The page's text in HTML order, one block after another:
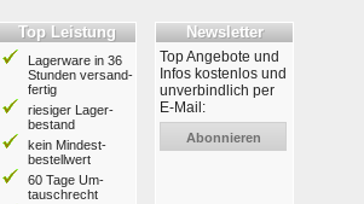
Top Leistung
Lagerware in 36
Stunden ver­sand­
fertig
riesiger Lager­
bestand
kein Mindest­
bestell­wert
60 Tage Um­
tausch­recht
Newsletter
Top Angebote und
Infos kostenlos und
unverbindlich per
E-Mail:
Abonnieren